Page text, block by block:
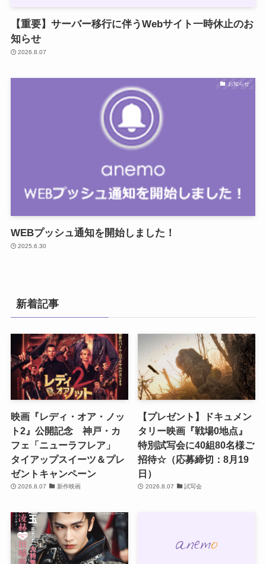
【重要】サーバー移行に伴うWebサイト一時休止のお
知らせ
2026.8.07
お知らせ
WEBプッシュ通知を開始しました！
2025.6.30
新着記事
映画『レディ・オア・ノッ
ト2』公開記念 神戸・カ
フェ「ニューラフレア」
タイアップスイーツ＆プレ
ゼントキャンペーン
2026.8.07 新作映画
【プレゼント】ドキュメン
タリー映画『戦場0地点』
特別試写会に40組80名様ご
招待☆（応募締切：8月19
日）
2026.8.07 試写会